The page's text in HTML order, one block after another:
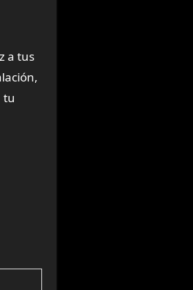
a tus
tu